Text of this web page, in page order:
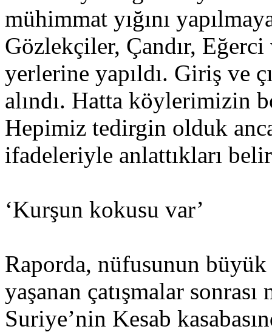
mühimmat yığını
Gözlekçiler, Çandır,
yerlerine yapıldı. Giriş ve
alındı. Hatta köylerimizin
Hepimiz tedirgin olduk
ifadeleriyle anlattıkları
‘Kurşun kokusu var’
Raporda, nüfusunun
yaşanan çatışmalar
Suriye’nin Kesab